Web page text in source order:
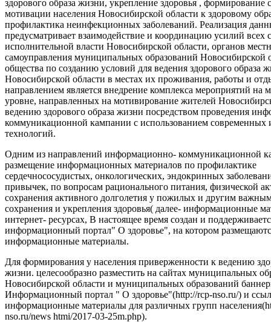
здорового образа жизни, укрепление здоровья , формирование
мотивации населения Новосибирской области к здоровому
профилактика неинфекционных заболеваний. Реализация
предусматривает взаимодействие и координацию усилий всех
исполнительной власти Новосибирской области, органов
самоуправления муниципальных образований Новосибирской
общества по созданию условий для ведения здорового образа
Новосибирской области в местах их проживания, работы и
направлением является внедрение комплекса мероприятий на
уровне, направленных на мотивирование жителей
ведению здорового образа жизни посредством проведения
коммуникационной кампании с использованием
технологий.
Одним из направлений информационно- коммуникационной
размещение информационных материалов по профилактике
сердечнососудистых, онкологических, эндокринных
привычек, по вопросам рационального питания, физической
сохранения активного долголетия у пожилых и другим
сохранения и укрепления здоровья( далее- информационные
интернет- ресурсах, В настоящее время создан и
информационный портал" О здоровье", на котором
информационные материалы.
Для формирования у населения приверженности к ведению
жизни. целесообразно разместить на сайтах муниципальных
Новосибирской области и муниципальных образований
Информационный портал " О здоровье"(http://rcp-nso.ru/) и
информационные материалы для различных групп
nso.ru/news htmi/2017-03-25m.php).